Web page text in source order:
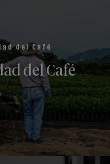
del Café
del Café